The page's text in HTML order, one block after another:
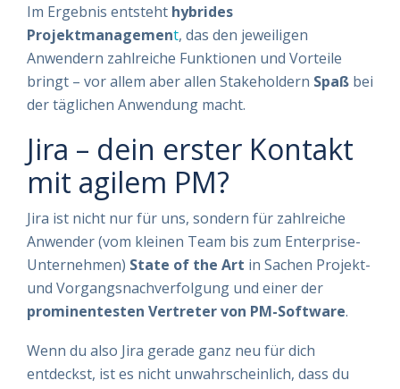
Im Ergebnis entsteht hybrides
Projektmanagement, das den jeweiligen
Anwendern zahlreiche Funktionen und Vorteile
bringt – vor allem aber allen Stakeholdern Spaß bei
der täglichen Anwendung macht.
Jira – dein erster Kontakt
mit agilem PM?
Jira ist nicht nur für uns, sondern für zahlreiche
Anwender (vom kleinen Team bis zum Enterprise-
Unternehmen) State of the Art in Sachen Projekt-
und Vorgangsnachverfolgung und einer der
prominentesten Vertreter von PM-Software.
Wenn du also Jira gerade ganz neu für dich
entdeckst, ist es nicht unwahrscheinlich, dass du